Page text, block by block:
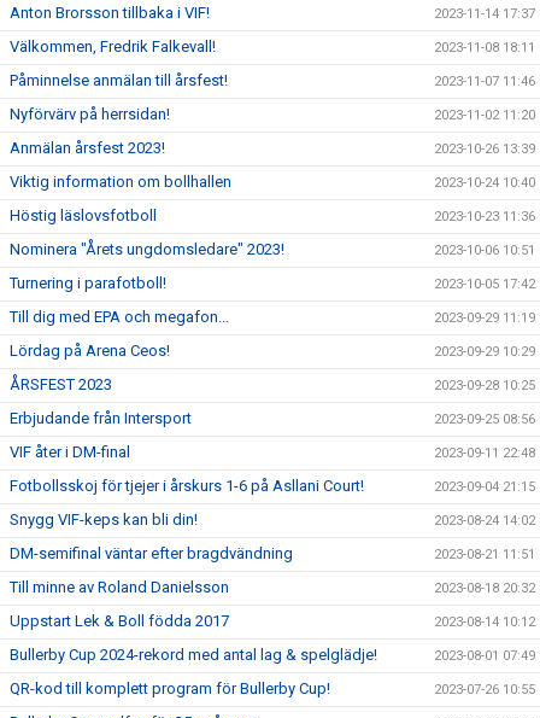
Anton Brorsson tillbaka i VIF! 2023-11-14 17:37
Välkommen, Fredrik Falkevall! 2023-11-08 18:11
Påminnelse anmälan till årsfest! 2023-11-07 11:46
Nyförvärv på herrsidan! 2023-11-02 11:20
Anmälan årsfest 2023! 2023-10-26 13:39
Viktig information om bollhallen 2023-10-24 10:40
Höstig läslovsfotboll 2023-10-23 11:36
Nominera "Årets ungdomsledare" 2023! 2023-10-06 10:51
Turnering i parafotboll! 2023-10-05 17:42
Till dig med EPA och megafon... 2023-09-29 11:19
Lördag på Arena Ceos! 2023-09-29 10:29
ÅRSFEST 2023 2023-09-28 10:25
Erbjudande från Intersport 2023-09-25 08:56
VIF åter i DM-final 2023-09-11 22:48
Fotbollsskoj för tjejer i årskurs 1-6 på Asllani Court! 2023-09-04 21:15
Snygg VIF-keps kan bli din! 2023-08-24 14:02
DM-semifinal väntar efter bragdvändning 2023-08-21 11:51
Till minne av Roland Danielsson 2023-08-18 20:32
Uppstart Lek & Boll födda 2017 2023-08-14 10:12
Bullerby Cup 2024-rekord med antal lag & spelglädje! 2023-08-01 07:49
QR-kod till komplett program för Bullerby Cup! 2023-07-26 10:55